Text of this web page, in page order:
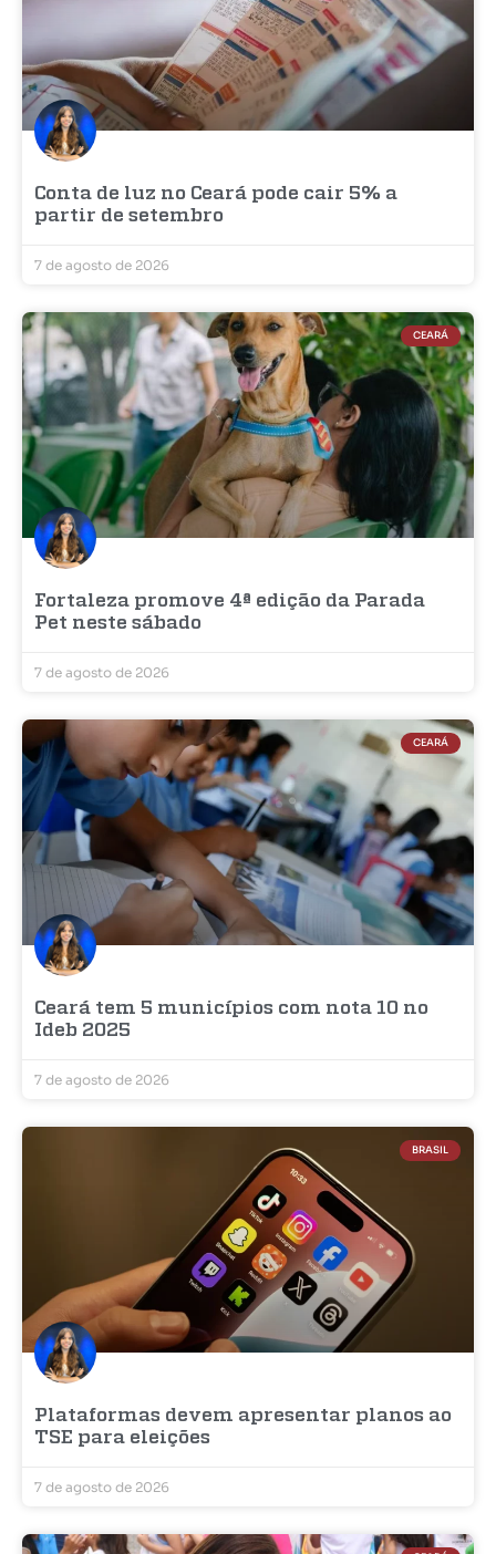
Conta de luz no Ceará pode cair 5% a
partir de setembro
7 de agosto de 2026
CEARÁ
Fortaleza promove 4ª edição da Parada
Pet neste sábado
7 de agosto de 2026
CEARÁ
Ceará tem 5 municípios com nota 10 no
Ideb 2025
7 de agosto de 2026
BRASIL
Plataformas devem apresentar planos ao
TSE para eleições
7 de agosto de 2026